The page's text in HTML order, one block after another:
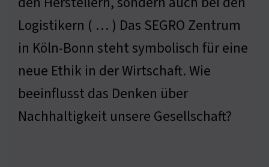
Logistikern ( … ) Das SEGRO Zentrum
in Köln-Bonn steht symbolisch für eine
neue Ethik in der Wirtschaft. Wie
beeinflusst das Denken über
Nachhaltigkeit unsere Gesellschaft?